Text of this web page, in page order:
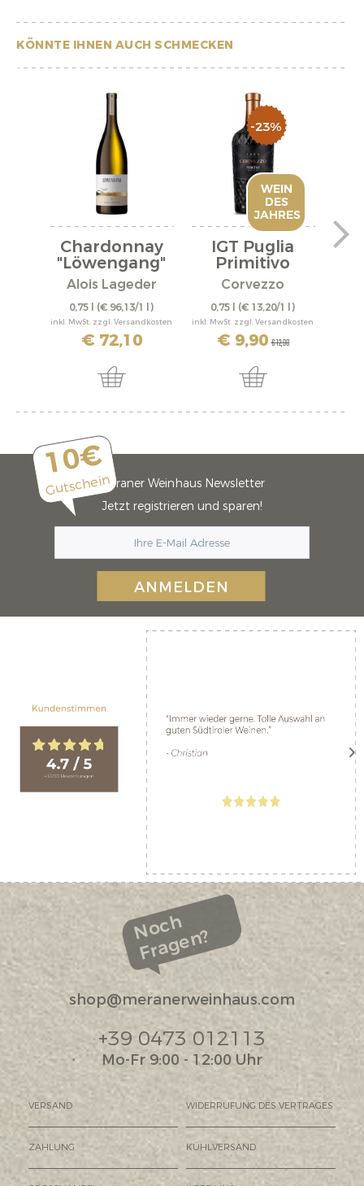
KÖNNTE IHNEN AUCH SCHMECKEN
Chardonnay
"Löwengang"
Bio 2022
Alois Lageder
0,75 l (€ 96,13/1 l)
inkl. MwSt. zzgl. Versandkosten
€ 72,10
-23%
WEIN
DES
JAHRES
IGT Puglia
Primitivo
Family...
Corvezzo
0,75 l (€ 13,20/1 l)
inkl. MwSt. zzgl. Versandkosten
€ 9,90 € 12,90
10€
GutscheinMeraner Weinhaus Newsletter
Jetzt registrieren und sparen!
ANMELDEN
Noch
Fragen?
shop@meranerweinhaus.com
+39 0473 012113
Mo-Fr 9:00 - 12:00 Uhr
VERSAND WIDERRUFUNG DES VERTRAGES
ZAHLUNG KÜHLVERSAND